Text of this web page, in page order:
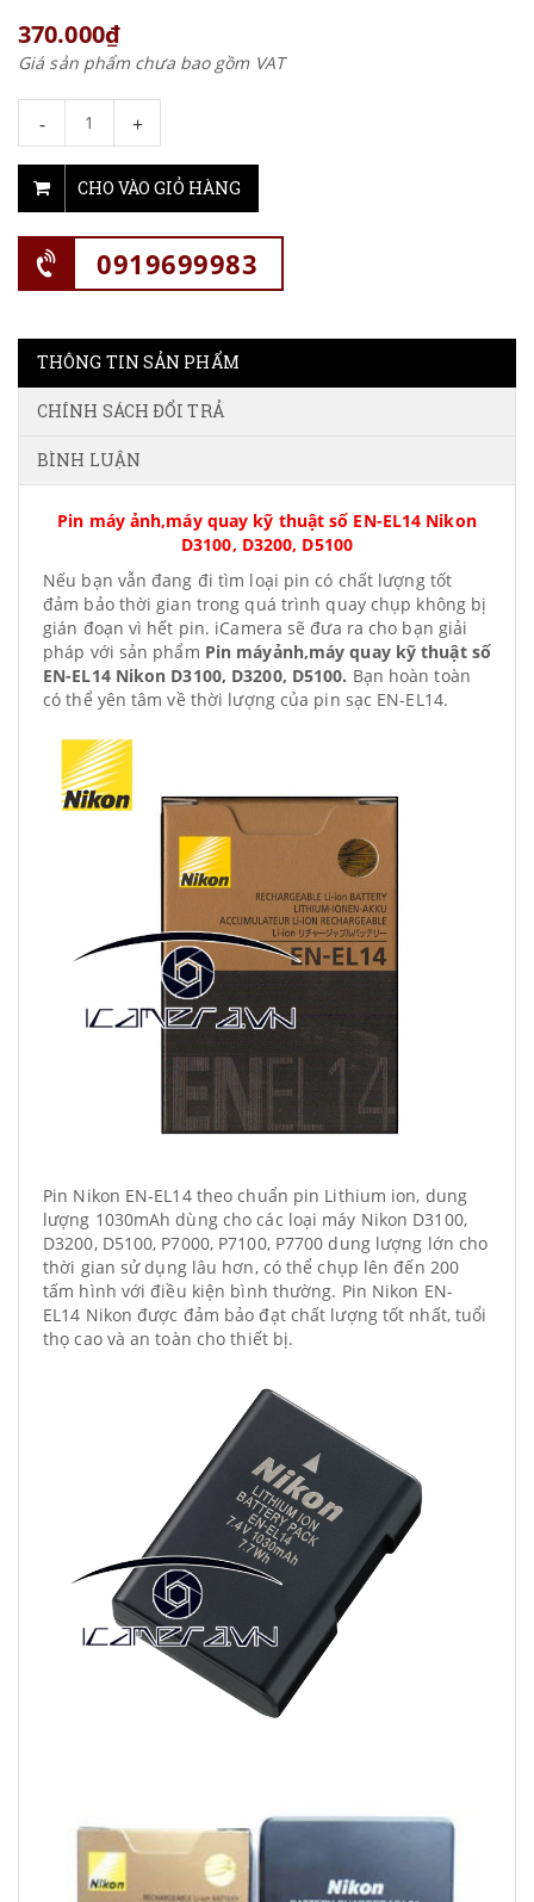
370.000₫
Giá sản phẩm chưa bao gồm VAT
- +
CHO VÀO GIỎ HÀNG
0919699983
THÔNG TIN SẢN PHẨM
CHÍNH SÁCH ĐỔI TRẢ
BÌNH LUẬN
Pin máy ảnh,máy quay kỹ thuật số EN-EL14 Nikon
D3100, D3200, D5100
Nếu bạn vẫn đang đi tìm loại pin có chất lượng tốt
đảm bảo thời gian trong quá trình quay chụp không bị
gián đoạn vì hết pin. iCamera sẽ đưa ra cho bạn giải
pháp với sản phẩm Pin máyảnh,máy quay kỹ thuật số
EN-EL14 Nikon D3100, D3200, D5100. Bạn hoàn toàn
có thể yên tâm về thời lượng của pin sạc EN-EL14.
Pin Nikon EN-EL14 theo chuẩn pin Lithium ion, dung
lượng 1030mAh dùng cho các loại máy Nikon D3100,
D3200, D5100, P7000, P7100, P7700 dung lượng lớn cho
thời gian sử dụng lâu hơn, có thể chụp lên đến 200
tấm hình với điều kiện bình thường. Pin Nikon EN-
EL14 Nikon được đảm bảo đạt chất lượng tốt nhất, tuổi
thọ cao và an toàn cho thiết bị.